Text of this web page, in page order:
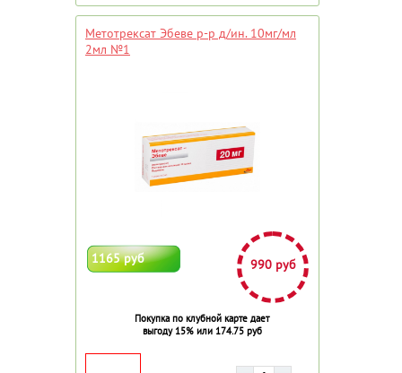
Метотрексат Эбеве р-р д/ин. 10мг/мл
2мл №1
1165 руб 990 руб
Покупка по клубной карте дает
выгоду 15% или 174.75 руб